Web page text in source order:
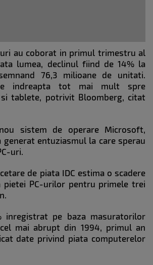
uri au coborat in primul trimestru al
lumea, declinul fiind de 14% la
76,3 milioane de unitati.
indreapta tot mai mult spre
tablete, potrivit Bloomberg, citat
sistem de operare Microsoft,
generat entuziasmul la care sperau
uri.
de piata IDC estima o scadere
pietei PC-urilor pentru primele trei
inregistrat pe baza masuratorilor
mai abrupt din 1994, primul an
date privind piata computerelor